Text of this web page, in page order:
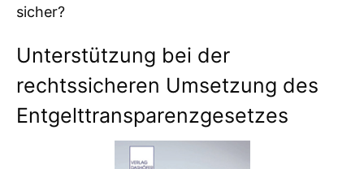
sicher?
Unterstützung bei der
rechtssicheren Umsetzung des
Entgelttransparenzgesetzes